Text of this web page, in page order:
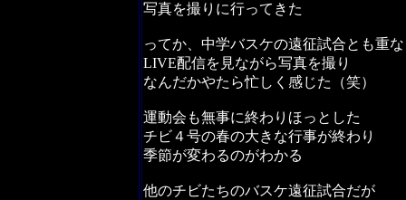
写真を撮りに行ってきた
ってか、中学バスケの遠征試合とも重
LIVE配信を見ながら写真を撮り
なんだかやたら忙しく感じた（笑）
運動会も無事に終わりほっとした
チビ４号の春の大きな行事が終わり
季節が変わるのがわかる
他のチビたちのバスケ遠征試合だが